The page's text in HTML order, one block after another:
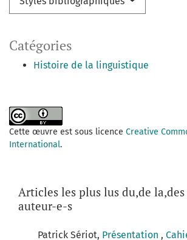
Catégories
Histoire de la linguistique
Cette œuvre est sous licence Creative
International.
Articles les plus lus du,de
auteur-e-s
Patrick Sériot, Présentation ,